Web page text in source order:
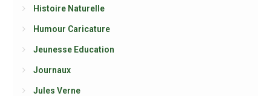
Histoire Naturelle
Humour Caricature
Jeunesse Education
Journaux
Jules Verne